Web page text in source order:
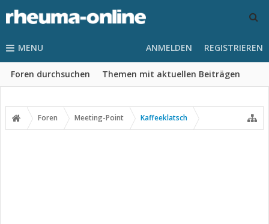
MENU
Foren durchsuchen Themen mit aktuellen Beiträgen
ANMELDEN REGISTRIEREN
Foren Meeting-Point Kaffeeklatsch